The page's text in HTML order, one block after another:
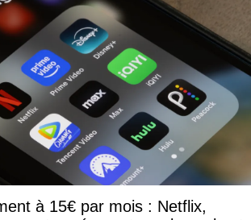
à 15€ par mois : Netflix,